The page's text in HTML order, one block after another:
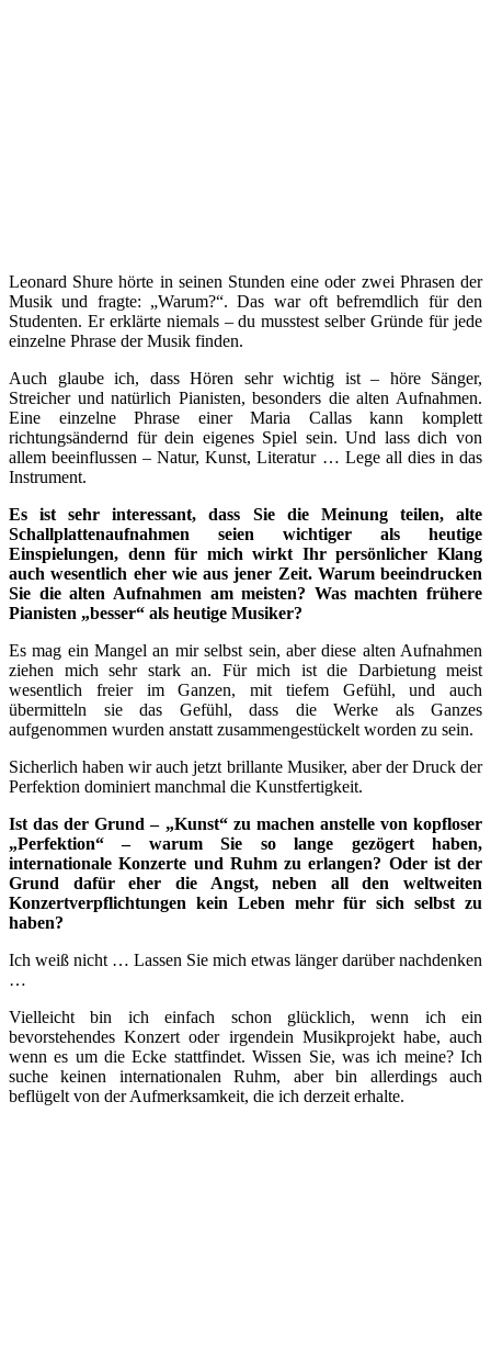
Leonard Shure hörte in seinen Stunden eine oder zwei Phrasen der
Musik und fragte: „Warum?“. Das war oft befremdlich für den
Studenten. Er erklärte niemals – du musstest selber Gründe für jede
einzelne Phrase der Musik finden.
Auch glaube ich, dass Hören sehr wichtig ist – höre Sänger,
Streicher und natürlich Pianisten, besonders die alten Aufnahmen.
Eine einzelne Phrase einer Maria Callas kann komplett
richtungsändernd für dein eigenes Spiel sein. Und lass dich von
allem beeinflussen – Natur, Kunst, Literatur … Lege all dies in das
Instrument.
Es ist sehr interessant, dass Sie die Meinung teilen, alte
Schallplattenaufnahmen seien wichtiger als heutige
Einspielungen, denn für mich wirkt Ihr persönlicher Klang
auch wesentlich eher wie aus jener Zeit. Warum beeindrucken
Sie die alten Aufnahmen am meisten? Was machten frühere
Pianisten „besser“ als heutige Musiker?
Es mag ein Mangel an mir selbst sein, aber diese alten Aufnahmen
ziehen mich sehr stark an. Für mich ist die Darbietung meist
wesentlich freier im Ganzen, mit tiefem Gefühl, und auch
übermitteln sie das Gefühl, dass die Werke als Ganzes
aufgenommen wurden anstatt zusammengestückelt worden zu sein.
Sicherlich haben wir auch jetzt brillante Musiker, aber der Druck der
Perfektion dominiert manchmal die Kunstfertigkeit.
Ist das der Grund – „Kunst“ zu machen anstelle von kopfloser
„Perfektion“ – warum Sie so lange gezögert haben,
internationale Konzerte und Ruhm zu erlangen? Oder ist der
Grund dafür eher die Angst, neben all den weltweiten
Konzertverpflichtungen kein Leben mehr für sich selbst zu
haben?
Ich weiß nicht … Lassen Sie mich etwas länger darüber nachdenken
…
Vielleicht bin ich einfach schon glücklich, wenn ich ein
bevorstehendes Konzert oder irgendein Musikprojekt habe, auch
wenn es um die Ecke stattfindet. Wissen Sie, was ich meine? Ich
suche keinen internationalen Ruhm, aber bin allerdings auch
beflügelt von der Aufmerksamkeit, die ich derzeit erhalte.